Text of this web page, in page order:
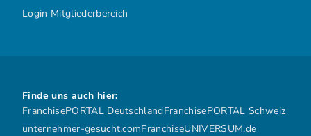
Login Mitgliederbereich
Finde uns auch hier:
FranchisePORTAL DeutschlandFranchisePORTAL Schweiz
unternehmer-gesucht.comFranchiseUNIVERSUM.de